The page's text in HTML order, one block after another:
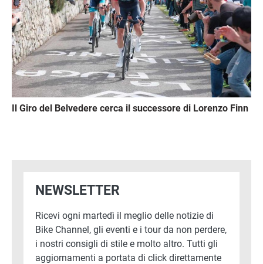
Il Giro del Belvedere cerca il successore di Lorenzo Finn
NEWSLETTER
Ricevi ogni martedì il meglio delle notizie di
Bike Channel, gli eventi e i tour da non perdere,
i nostri consigli di stile e molto altro. Tutti gli
aggiornamenti a portata di click direttamente